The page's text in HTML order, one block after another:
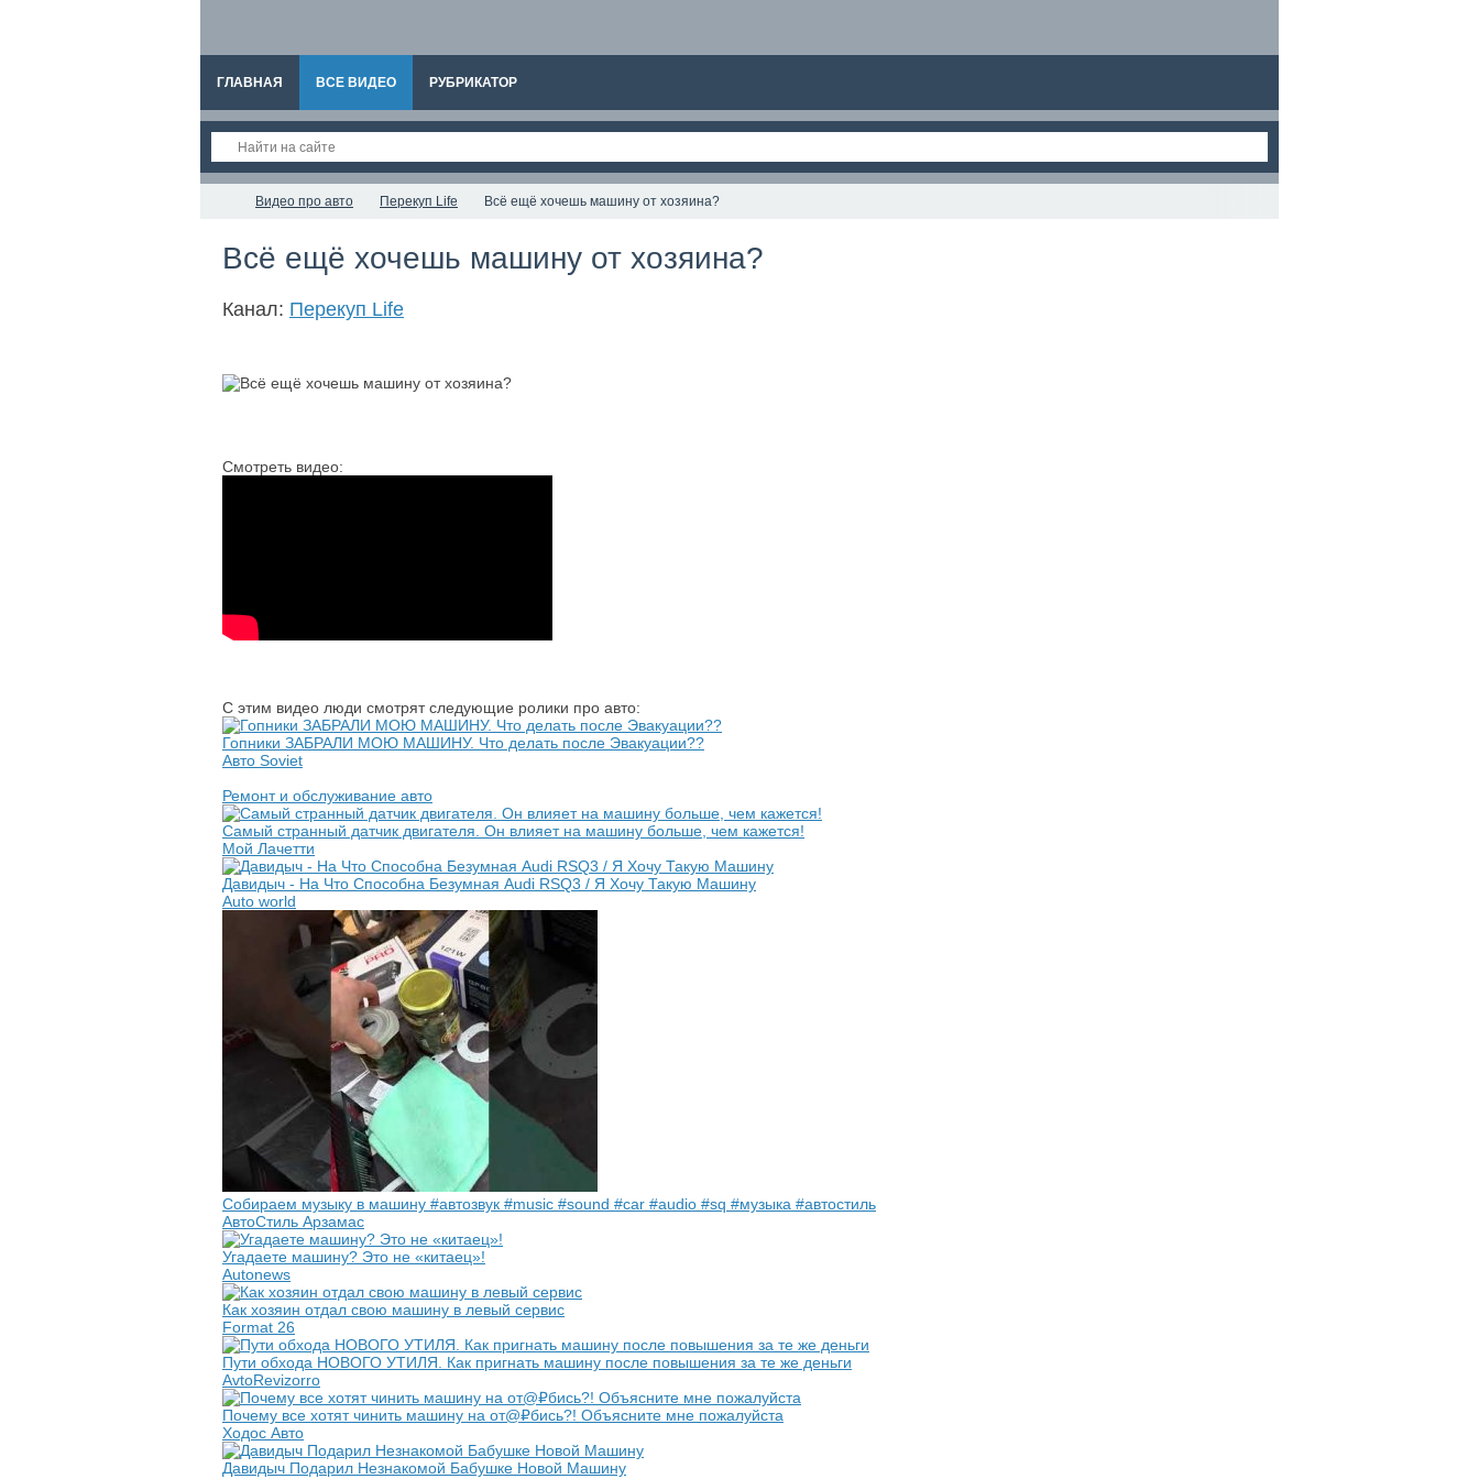
ГЛАВНАЯ ВСЕ ВИДЕО РУБРИКАТОР
Видео про авто Перекуп Life Всё ещё хочешь машину от хозяина?
Всё ещё хочешь машину от хозяина?
Канал: Перекуп Life
Смотреть видео:
С этим видео люди смотрят следующие ролики про авто:
Гопники ЗАБРАЛИ МОЮ МАШИНУ. Что делать после Эвакуации??
Авто Soviet
Ремонт и обслуживание авто
Самый странный датчик двигателя. Он влияет на машину больше, чем кажется!
Мой Лачетти
Давидыч - На Что Способна Безумная Audi RSQ3 / Я Хочу Такую Машину
Auto world
Собираем музыку в машину #автозвук #music #sound #car #audio #sq #музыка #автостиль
АвтоСтиль Арзамас
Угадаете машину? Это не «китаец»!
Autonews
Как хозяин отдал свою машину в левый сервис
Format 26
Пути обхода НОВОГО УТИЛЯ. Как пригнать машину после повышения за те же деньги
AvtoRevizorro
Почему все хотят чинить машину на от@₽бись?! Объясните мне пожалуйста
Ходос Авто
Давидыч Подарил Незнакомой Бабушке Новой Машину